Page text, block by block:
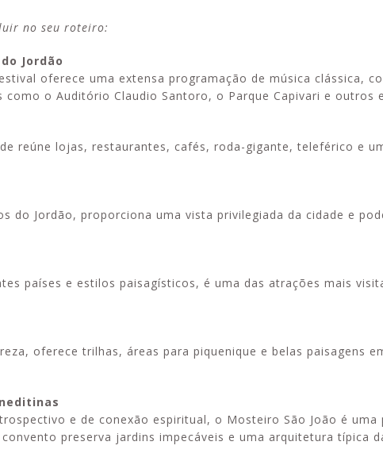
no seu roteiro:
Jordão
oferece uma extensa programação de música clássica,
o Auditório Claudio Santoro, o Parque Capivari e outros
reúne lojas, restaurantes, cafés, roda-gigante, teleférico e
do Jordão, proporciona uma vista privilegiada da cidade e
países e estilos paisagísticos, é uma das atrações mais
oferece trilhas, áreas para piquenique e belas paisagens
e de conexão espiritual, o Mosteiro São João é uma
preserva jardins impecáveis e uma arquitetura típica